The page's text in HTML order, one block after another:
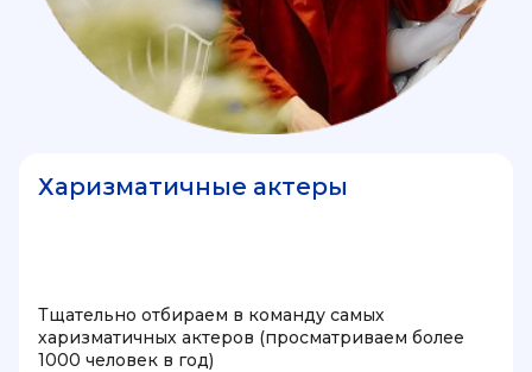
Харизматичные актеры
Тщательно отбираем в команду самых
харизматичных актеров (просматриваем более
1000 человек в год)